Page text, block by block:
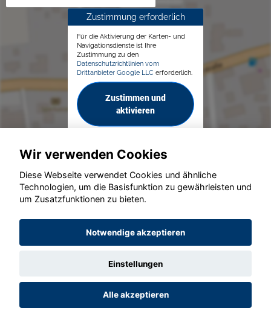
Zustimmung erforderlich
Für die Aktivierung der Karten- und
Navigationsdienste ist Ihre
Zustimmung zu den
Datenschutzrichtlinien vom
Drittanbieter Google LLC erforderlich.
Zustimmen und
aktivieren
© konjunkturmotor.de GmbH 2020 - 2026
Wir verwenden Cookies
Diese Webseite verwendet Cookies und ähnliche
Technologien, um die Basisfunktion zu gewährleisten und
um Zusatzfunktionen zu bieten.
Notwendige akzeptieren
Einstellungen
Alle akzeptieren